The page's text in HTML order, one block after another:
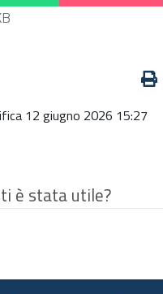
12 giugno 2026 15:27
è stata utile?